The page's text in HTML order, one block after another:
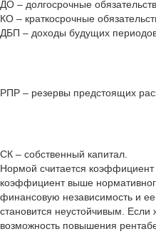
ДО – долгосрочные
КО – краткосрочные
ДБП – доходы будущих
РПР – резервы предстоящих
СК – собственный капитал.
Нормой считается
коэффициент выше
финансовую независимость и
становится неустойчивым. Если
возможность повышения